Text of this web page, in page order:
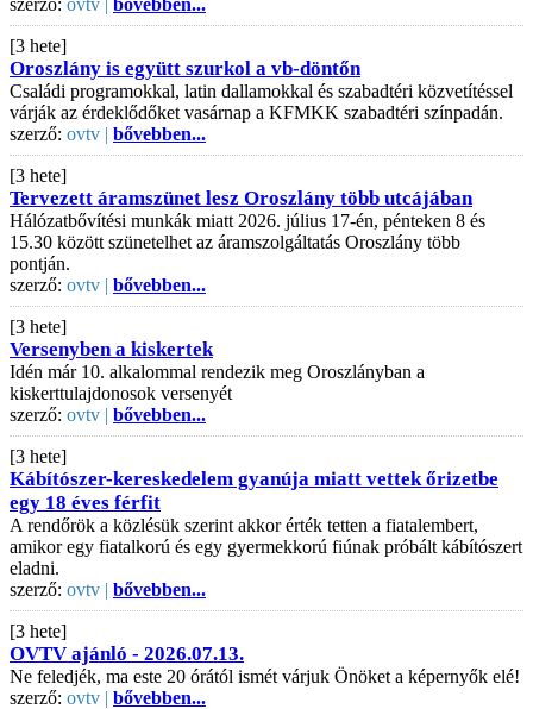
[3 hete]
Oroszlány is együtt szurkol a vb-döntőn
Családi programokkal, latin dallamokkal és szabadtéri közvetítéssel
várják az érdeklődőket vasárnap a KFMKK szabadtéri színpadán.
szerző: ovtv | bővebben...
[3 hete]
Tervezett áramszünet lesz Oroszlány több utcájában
Hálózatbővítési munkák miatt 2026. július 17-én, pénteken 8 és
15.30 között szünetelhet az áramszolgáltatás Oroszlány több
pontján.
szerző: ovtv | bővebben...
[3 hete]
Versenyben a kiskertek
Idén már 10. alkalommal rendezik meg Oroszlányban a
kiskerttulajdonosok versenyét
szerző: ovtv | bővebben...
[3 hete]
Kábítószer-kereskedelem gyanúja miatt vettek őrizetbe
egy 18 éves férfit
A rendőrök a közlésük szerint akkor érték tetten a fiatalembert,
amikor egy fiatalkorú és egy gyermekkorú fiúnak próbált kábítószert
eladni.
szerző: ovtv | bővebben...
[3 hete]
OVTV ajánló - 2026.07.13.
Ne feledjék, ma este 20 órától ismét várjuk Önöket a képernyők elé!
szerző: ovtv | bővebben...